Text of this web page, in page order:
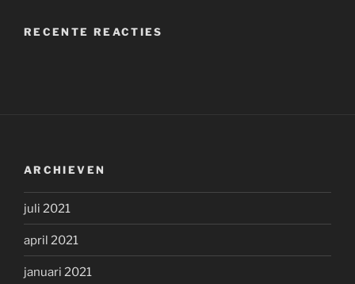
RECENTE REACTIES
ARCHIEVEN
juli 2021
april 2021
januari 2021